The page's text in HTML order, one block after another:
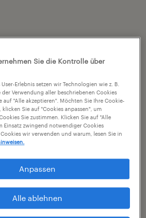
Sie die Kontrolle über
Erlebnis setzen wir Technologien wie z. B.
der Verwendung aller beschriebenen Cookies
auf "Alle akzeptieren". Möchten Sie Ihre Cookie-
klicken Sie auf "Cookies anpassen", um
Sie zustimmen. Klicken Sie auf "Alle
Einsatz zwingend notwendiger Cookies
wir verwenden und warum, lesen Sie in
Anpassen
Alle ablehnen